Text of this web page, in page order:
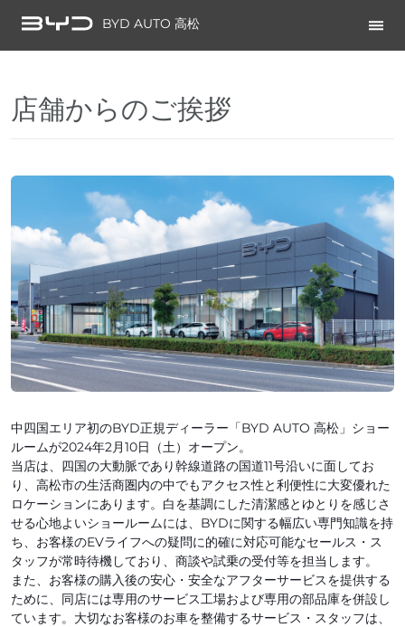
BYD AUTO 高松
店舗からのご挨拶
中四国エリア初のBYD正規ディーラー「BYD AUTO 高松」ショー
ルームが2024年2月10日（土）オープン。
当店は、四国の大動脈であり幹線道路の国道11号沿いに面してお
り、高松市の生活商圏内の中でもアクセス性と利便性に大変優れた
ロケーションにあります。白を基調にした清潔感とゆとりを感じさ
せる心地よいショールームには、BYDに関する幅広い専門知識を持
ち、お客様のEVライフへの疑問に的確に対応可能なセールス・ス
タッフが常時待機しており、商談や試乗の受付等を担当します。
また、お客様の購入後の安心・安全なアフターサービスを提供する
ために、同店には専用のサービス工場および専用の部品庫を併設し
ています。大切なお客様のお車を整備するサービス・スタッフは、